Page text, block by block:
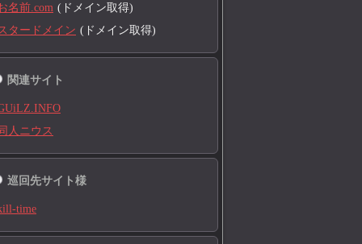
名前.com (ドメイン取得)
タードメイン (ドメイン取得)
関連サイト
人ニウス
巡回先サイト様
time